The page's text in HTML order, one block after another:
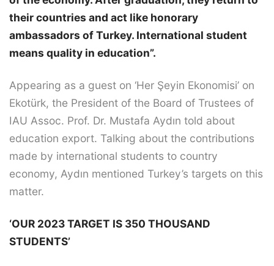
their countries and act like honorary
ambassadors of Turkey. International student
means quality in education”.
Appearing as a guest on ‘Her Şeyin Ekonomisi’ on
Ekotürk, the President of the Board of Trustees of
IAU Assoc. Prof. Dr. Mustafa Aydın told about
education export. Talking about the contributions
made by international students to country
economy, Aydın mentioned Turkey’s targets on this
matter.
‘OUR 2023 TARGET IS 350 THOUSAND
STUDENTS’